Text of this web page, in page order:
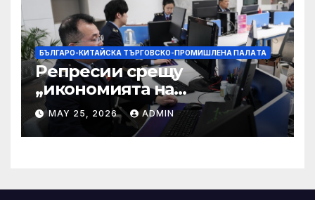
БЪЛГАРО-КИТАЙСКА ТЪРГОВСКО-ПРОМИШЛЕНА ПАЛAТА
Репресии срещу
„икономията на
фактурирането“
MAY 25, 2026 ADMIN